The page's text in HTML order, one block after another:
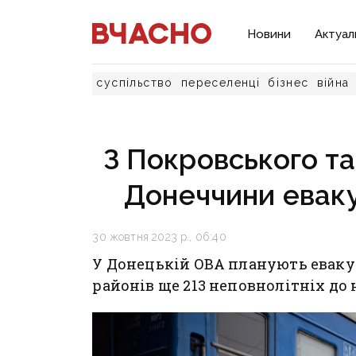
Новини
суспільство переселенці бізнес війна
З Покровського
Донеччини
30 жовтня 2023 р., 06:40
У Донецькій ОВА планують
районів ще 213 неповнолітніх до